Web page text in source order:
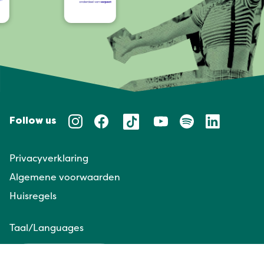
Follow us
Privacyverklaring
Algemene voorwaarden
Huisregels
Taal/Languages